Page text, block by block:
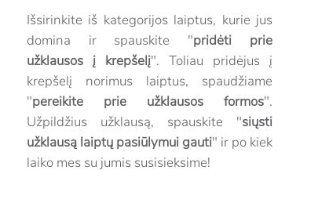
Išsirinkite iš kategorijos laiptus, kurie jus
domina ir spauskite "pridėti prie
užklausos į krepšelį". Toliau pridėjus į
krepšelį norimus laiptus, spaudžiame
"pereikite prie užklausos formos".
Užpildžius užklausą, spauskite "siųsti
užklausą laiptų pasiūlymui gauti" ir po kiek
laiko mes su jumis susisieksime!